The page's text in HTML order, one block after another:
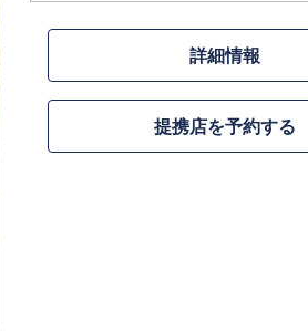
詳細情報
提携店を予約する